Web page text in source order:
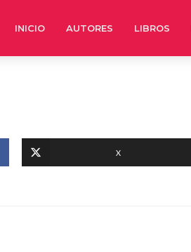
INICIO AUTORES LIBROS
X